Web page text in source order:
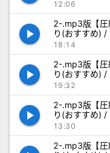
打ち勝つ修行
12:06
play_arrow
2-.mp3版【圧
り(おすすめ)
呪の修行
18:14
play_arrow
2-.mp3版【圧
り(おすすめ)
えさせる修行
19:32
play_arrow
2-.mp3版【圧
り(おすすめ)
媚びできるよ
13:30
2-.mp3版【圧